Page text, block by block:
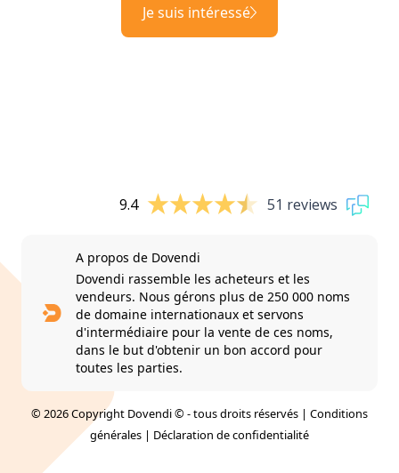
Je suis intéressé
9.4 51 reviews
A propos de Dovendi
Dovendi rassemble les acheteurs et les
vendeurs. Nous gérons plus de 250 000 noms
de domaine internationaux et servons
d'intermédiaire pour la vente de ces noms,
dans le but d'obtenir un bon accord pour
toutes les parties.
© 2026 Copyright Dovendi © - tous droits réservés | Conditions
générales | Déclaration de confidentialité